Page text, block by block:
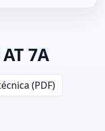
7A
(PDF)